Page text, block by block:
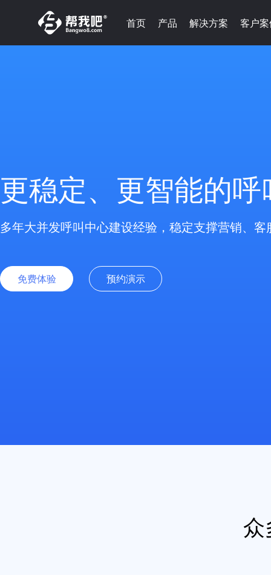
首页 产品 解决方案 客户
更稳定、更智能的
多年大并发呼叫中心建设经验，稳定支撑营销、
免费体验 预约演示